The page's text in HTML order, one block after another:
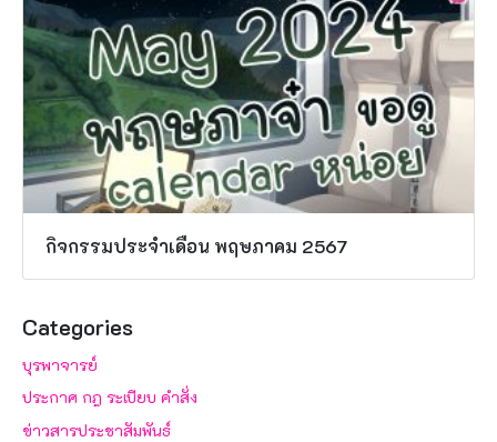
กิจกรรมประจำเดือน พฤษภาคม 2567
Categories
บุรพาจารย์
ประกาศ กฎ ระเบียบ คำสั่ง
ข่าวสารประชาสัมพันธ์